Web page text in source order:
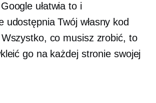
ułatwia to i
udostępnia Twój własny kod
co musisz zrobić, to
go na każdej stronie swojej